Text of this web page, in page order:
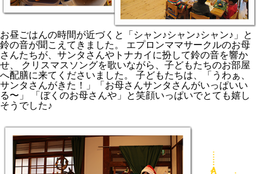
お昼ごはんの時間が近づくと「シャン♪シャン♪シャン♪」と
鈴の音が聞こえてきました。 エプロンママサークルのお母
さんたちが、サンタさんやトナカイに扮して鈴の音を響か
せ、 クリスマスソングを歌いながら、子どもたちのお部屋
へ配膳に来てくださいました。 子どもたちは、「うわぁ、
サンタさんがきた！」「お母さんサンタさんがいっぱいい
る〜」 「ぼくのお母さんや」と笑顔いっぱいでとても嬉し
そうでした♪